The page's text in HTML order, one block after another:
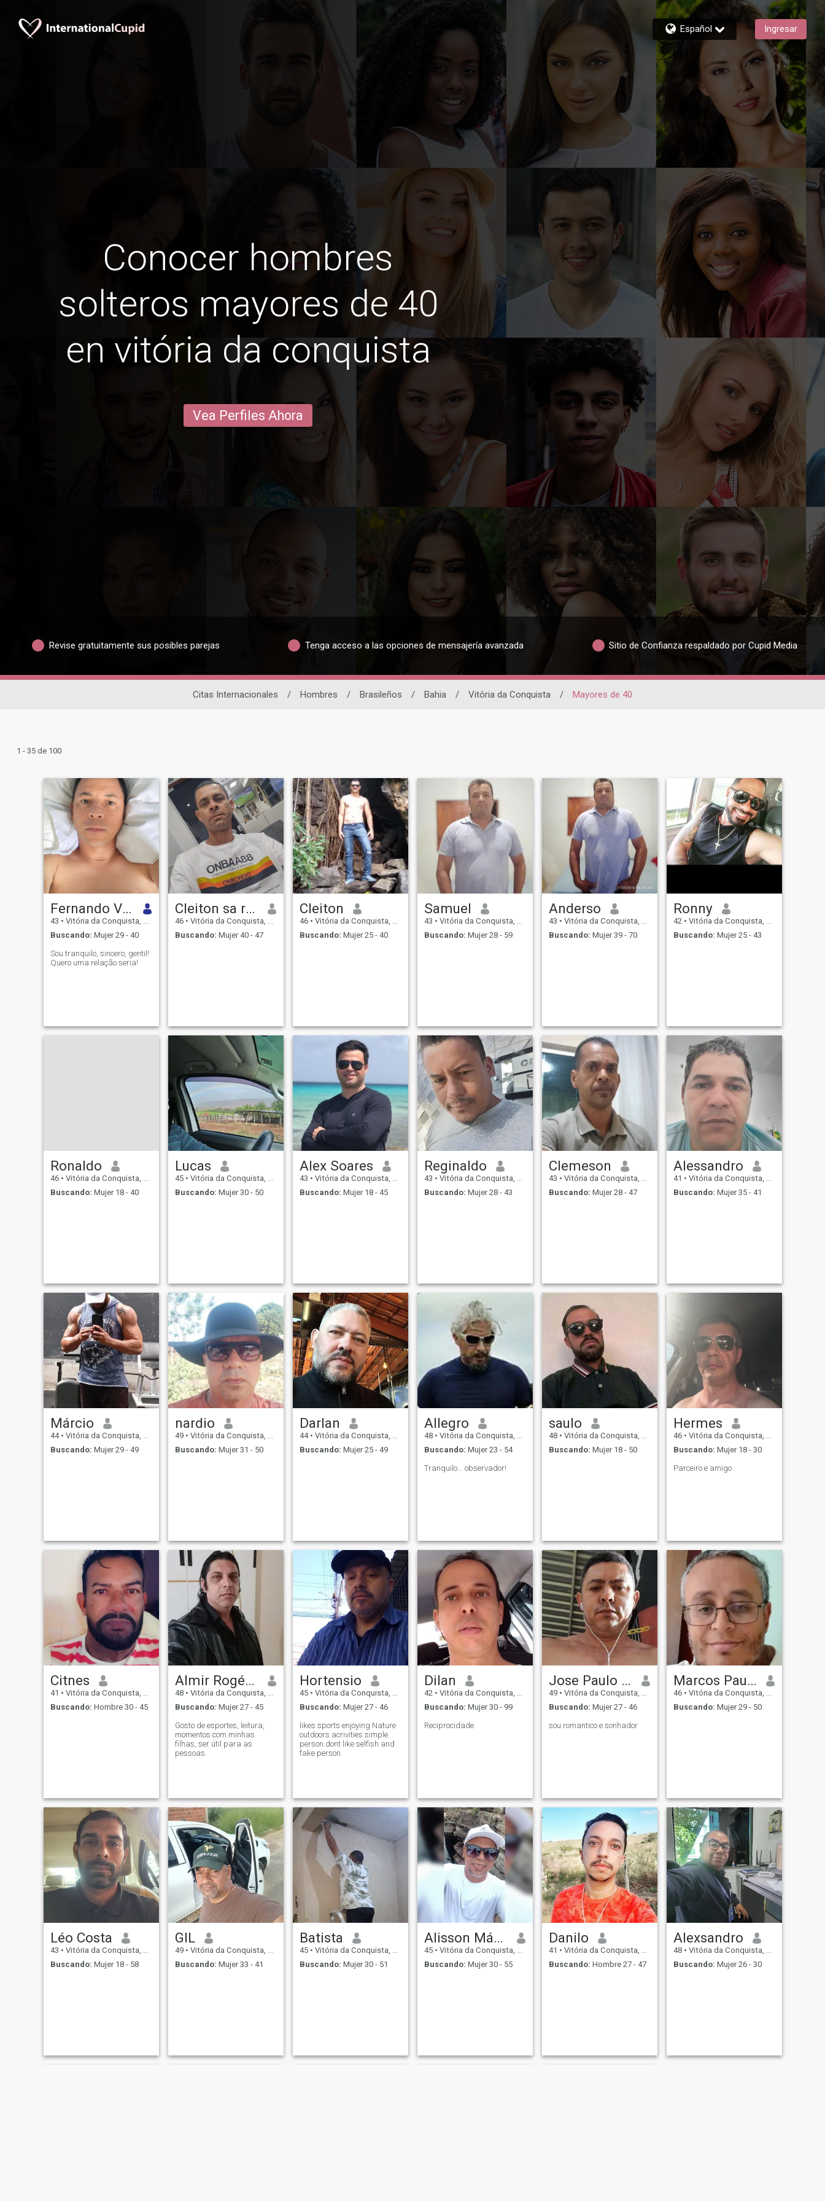
Español Ingresar
Conocer hombres
solteros mayores de 40
en vitória da conquista
Vea Perfiles Ahora
Revise gratuitamente sus posibles parejas Tenga acceso a las opciones de mensajería avanzada Sitio de Confianza respaldado por Cupid Media
Citas Internacionales / Hombres / Brasileños / Bahia / Vitória da Conquista / Mayores de 40
1 - 35 de 100
Fernando Vieira
43 • Vitória da Conquista, Bahia, Brasil
Buscando: Mujer 29 - 40
Sou tranquilo, sincero, gentil!
Quero uma relação seria!
Cleiton sa rocha
46 • Vitória da Conquista, Bahia, Brasil
Buscando: Mujer 40 - 47
Cleiton
46 • Vitória da Conquista, Bahia, Brasil
Buscando: Mujer 25 - 40
Samuel
43 • Vitória da Conquista, Bahia, Brasil
Buscando: Mujer 28 - 59
Anderso
43 • Vitória da Conquista, Bahia, Brasil
Buscando: Mujer 39 - 70
Ronny
42 • Vitória da Conquista, Bahia, Brasil
Buscando: Mujer 25 - 43
Ronaldo
46 • Vitória da Conquista, Bahia, Brasil
Buscando: Mujer 18 - 40
Lucas
45 • Vitória da Conquista, Bahia, Brasil
Buscando: Mujer 30 - 50
Alex Soares
43 • Vitória da Conquista, Bahia, Brasil
Buscando: Mujer 18 - 45
Reginaldo
43 • Vitória da Conquista, Bahia, Brasil
Buscando: Mujer 28 - 43
Clemeson
43 • Vitória da Conquista, Bahia, Brasil
Buscando: Mujer 28 - 47
Alessandro
41 • Vitória da Conquista, Bahia, Brasil
Buscando: Mujer 35 - 41
Márcio
44 • Vitória da Conquista, Bahia, Brasil
Buscando: Mujer 29 - 49
nardio
49 • Vitória da Conquista, Bahia, Brasil
Buscando: Mujer 31 - 50
Darlan
44 • Vitória da Conquista, Bahia, Brasil
Buscando: Mujer 25 - 49
Allegro
48 • Vitória da Conquista, Bahia, Brasil
Buscando: Mujer 23 - 54
Tranquilo... observador!
saulo
48 • Vitória da Conquista, Bahia, Brasil
Buscando: Mujer 18 - 50
Hermes
46 • Vitória da Conquista, Bahia, Brasil
Buscando: Mujer 18 - 30
Parceiro e amigo
Citnes
41 • Vitória da Conquista, Bahia, Brasil
Buscando: Hombre 30 - 45
Almir Rogério Leite Rocha
48 • Vitória da Conquista, Bahia, Brasil
Buscando: Mujer 27 - 45
Gosto de esportes, leitura,
momentos com minhas
filhas, ser útil para as
pessoas.
Hortensio
45 • Vitória da Conquista, Bahia, Brasil
Buscando: Mujer 27 - 46
likes sports enjoying Nature
outdoors acrivities simple
person.dont like selfish and
fake person.
Dilan
42 • Vitória da Conquista, Bahia, Brasil
Buscando: Mujer 30 - 99
Reciprocidade
Jose Paulo Santos de Oliveira
49 • Vitória da Conquista, Bahia, Brasil
Buscando: Mujer 27 - 46
sou romantico e sonhador
Marcos Paulo
46 • Vitória da Conquista, Bahia, Brasil
Buscando: Mujer 29 - 50
Léo Costa
43 • Vitória da Conquista, Bahia, Brasil
Buscando: Mujer 18 - 58
GIL
49 • Vitória da Conquista, Bahia, Brasil
Buscando: Mujer 33 - 41
Batista
45 • Vitória da Conquista, Bahia, Brasil
Buscando: Mujer 30 - 51
Alisson Mário
45 • Vitória da Conquista, Bahia, Brasil
Buscando: Mujer 30 - 55
Danilo
41 • Vitória da Conquista, Bahia, Brasil
Buscando: Hombre 27 - 47
Alexsandro
48 • Vitória da Conquista, Bahia, Brasil
Buscando: Mujer 26 - 30